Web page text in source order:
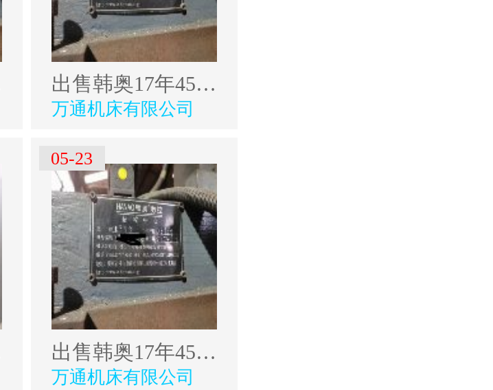
出售韩奥17年4500型材加工中心
万通机床有限公司
05-23
出售韩奥17年4500型材加工中心
万通机床有限公司